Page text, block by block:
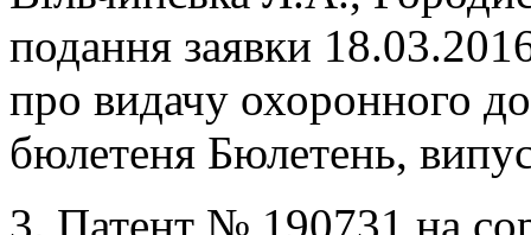
подання заявки
про видачу охоронного
бюлетеня Бюлетень,
3. Патент № 190731 на